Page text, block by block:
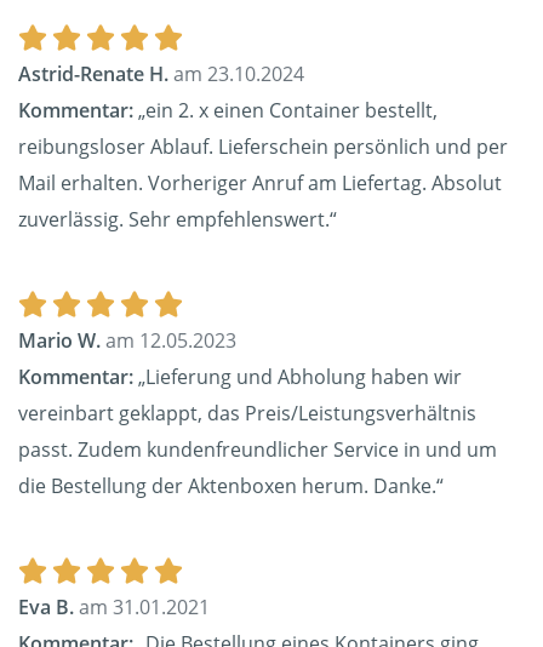
Astrid-Renate H.am 23.10.2024
Kommentar:„ein 2. x einen Container bestellt,
reibungsloser Ablauf. Lieferschein persönlich und per
Mail erhalten. Vorheriger Anruf am Liefertag. Absolut
zuverlässig. Sehr empfehlenswert.“
Mario W.am 12.05.2023
Kommentar:„Lieferung und Abholung haben wir
vereinbart geklappt, das Preis/Leistungsverhältnis
passt. Zudem kundenfreundlicher Service in und um
die Bestellung der Aktenboxen herum. Danke.“
Eva B.am 31.01.2021